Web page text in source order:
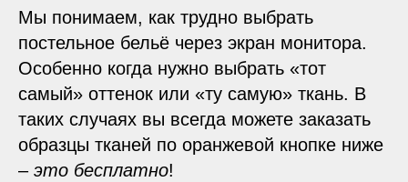
Мы понимаем, как трудно выбрать
постельное бельё через экран монитора.
Особенно когда нужно выбрать «тот
самый» оттенок или «ту самую» ткань. В
таких случаях вы всегда можете заказать
образцы тканей по оранжевой кнопке ниже
– это бесплатно!